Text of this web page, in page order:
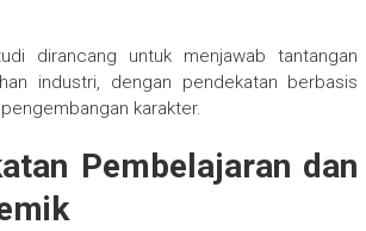
dirancang untuk menjawab tantangan
industri, dengan pendekatan berbasis
karakter.
Pembelajaran dan